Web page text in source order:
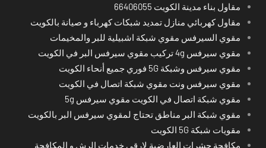
مقاول بناء مدينة الكويت 66406055
مقاول كهربائي منازل تمديد شبكات كهرباء و صيانة بالكويت
مقوي السيرفس مقوي شبكة اشبيلية للبر والمخيمات
مقوي سيرفس 4g تركيب مقوي سيرفس البر في الكويت
مقوي سيرفس وشبكة 5G فوري جميع أنحاء الكويت
مقوي سيرفس ونت مقوي شبكة اتصال في الكويت
مقوي شبكة اتصال في الكويت مقوي سيرفس 5g
مقوي شبكة البر مناطق تحتاج لمقوي سيرفس البر بالكويت
مقويات شبكة 5G الكويت
مكافحة حشرات العارضية لارقى خدمات الرش و المكافحة